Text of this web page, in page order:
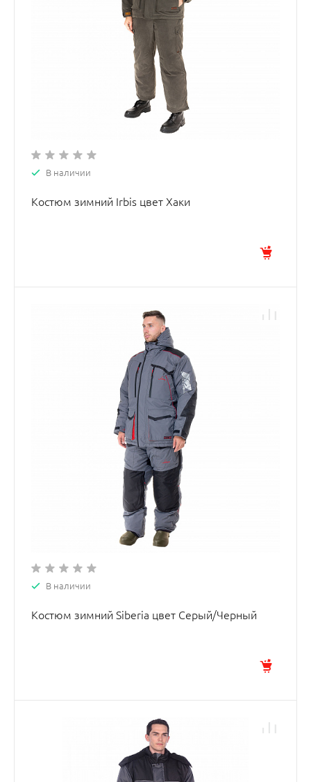
В наличии
Костюм зимний Irbis цвет Хаки
В наличии
Костюм зимний Siberia цвет Серый/Черный